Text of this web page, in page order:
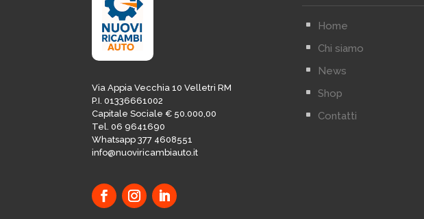
Via Appia Vecchia 10 Velletri RM
P.I. 01336661002
Capitale Sociale € 50.000,00
Tel. 06 9641690
Whatsapp 377 4608551
info@nuoviricambiauto.it
^ Home
^ Chi siamo
^ News
^ Shop
^ Contatti